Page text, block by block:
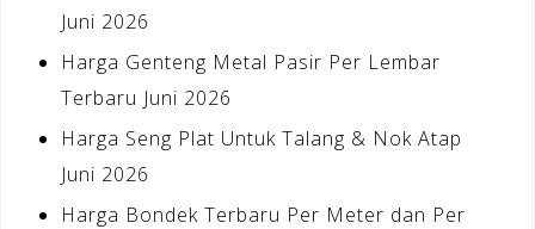
Juni 2026
Harga Genteng Metal Pasir Per Lembar
Terbaru Juni 2026
Harga Seng Plat Untuk Talang & Nok Atap
Juni 2026
Harga Bondek Terbaru Per Meter dan Per